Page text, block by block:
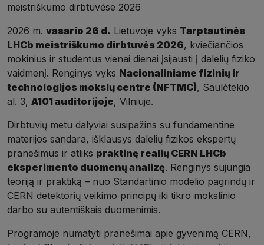
meistriškumo dirbtuvėse 2026
2026 m. vasario 26 d. Lietuvoje vyks Tarptautinės
LHCb meistriškumo dirbtuvės 2026, kviečiančios
mokinius ir studentus vienai dienai įsijausti į dalelių fiziko
vaidmenį. Renginys vyks Nacionaliniame fizinių ir
technologijos mokslų centre (NFTMC), Saulėtekio
al. 3, A101 auditorijoje, Vilniuje.
Dirbtuvių metu dalyviai susipažins su fundamentine
materijos sandara, išklausys dalelių fizikos ekspertų
pranešimus ir atliks praktinę realių CERN LHCb
eksperimento duomenų analizę. Renginys sujungia
teoriją ir praktiką – nuo Standartinio modelio pagrindų ir
CERN detektorių veikimo principų iki tikro mokslinio
darbo su autentiškais duomenimis.
Programoje numatyti pranešimai apie gyvenimą CERN,